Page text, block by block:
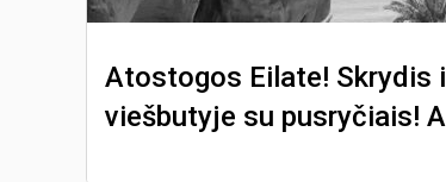
Atostogos Eilate! Skrydis
viešbutyje su pusryčiais!